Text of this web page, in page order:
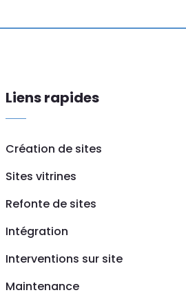
Liens rapides
Création de sites
Sites vitrines
Refonte de sites
Intégration
Interventions sur site
Maintenance